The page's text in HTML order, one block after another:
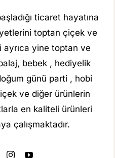
ticaret hayatına
toptan çiçek ve
yine toptan ve
bebek , hediyelik
günü parti , hobi
ve diğer ürünlerin
en kaliteli ürünleri
çalışmaktadır.